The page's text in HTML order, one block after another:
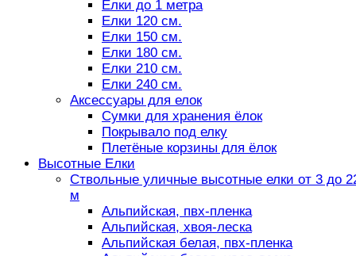
Елки до 1 метра
Елки 120 см.
Елки 150 см.
Елки 180 см.
Елки 210 см.
Елки 240 см.
Аксессуары для елок
Сумки для хранения ёлок
Покрывало под елку
Плетёные корзины для ёлок
Высотные Елки
Ствольные уличные высотные елки от 3 до
м
Альпийская, пвх-пленка
Альпийская, хвоя-леска
Альпийская белая, пвх-пленка